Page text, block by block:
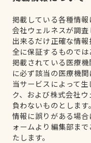
掲載している各種情
会社ウェルネスが調査
出来るだけ正確な情
全に保証するものでは
掲載されている医療
に必ず該当の医療機関
当サービスによって
ク、および株式会社
負わないものとします。
情報に誤りがある場
ォームより編集部ま
たします。